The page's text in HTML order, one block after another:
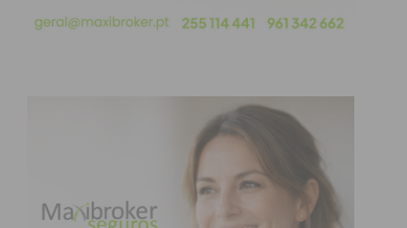
concretamente ao nível dos militantes. “Tínhamos
1638 em setembro, subimos mais 400, estamos
com um crescimento relevante, que significa
precisamente a vitalidade e a vivacidade com que
aqui em Penafiel se vive esta missão partidária, mas